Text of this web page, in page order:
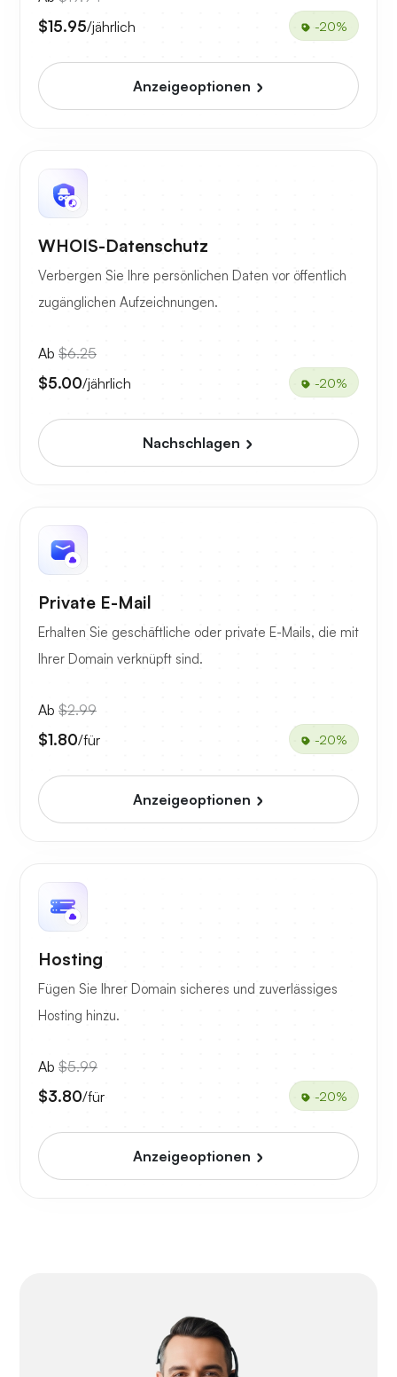
$15.95/jährlich -20%
Anzeigeoptionen
WHOIS-Datenschutz
Verbergen Sie Ihre persönlichen Daten vor öffentlich
zugänglichen Aufzeichnungen.
Ab $6.25
$5.00/jährlich -20%
Nachschlagen
Private E-Mail
Erhalten Sie geschäftliche oder private E-Mails, die mit
Ihrer Domain verknüpft sind.
Ab $2.99
$1.80/für -20%
Anzeigeoptionen
Hosting
Fügen Sie Ihrer Domain sicheres und zuverlässiges
Hosting hinzu.
Ab $5.99
$3.80/für -20%
Anzeigeoptionen